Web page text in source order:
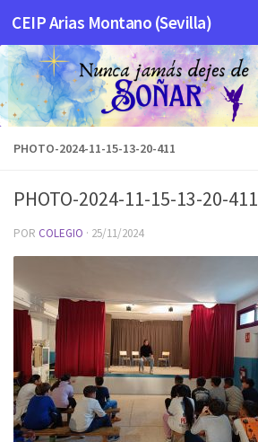
Saltar al contenido
CEIP Arias Montano (Sevilla)
PHOTO-2024-11-15-13-20-411
PHOTO-2024-11-15-13-20-411
POR COLEGIO · 25/11/2024